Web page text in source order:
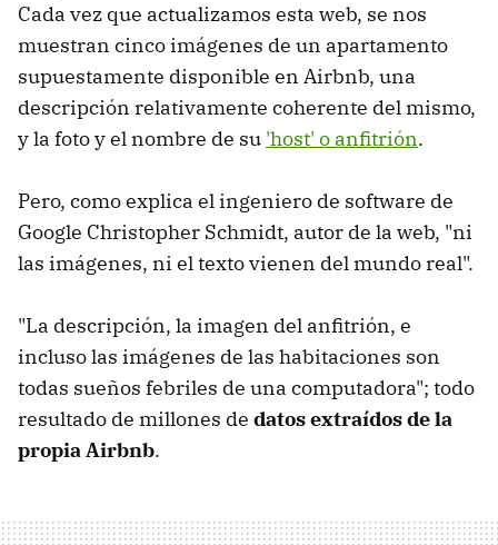
Cada vez que actualizamos esta web, se nos
muestran cinco imágenes de un apartamento
supuestamente disponible en Airbnb, una
descripción relativamente coherente del mismo,
y la foto y el nombre de su 'host' o anfitrión.
Pero, como explica el ingeniero de software de
Google Christopher Schmidt, autor de la web, "ni
las imágenes, ni el texto vienen del mundo real".
"La descripción, la imagen del anfitrión, e
incluso las imágenes de las habitaciones son
todas sueños febriles de una computadora"; todo
resultado de millones de datos extraídos de la
propia Airbnb.